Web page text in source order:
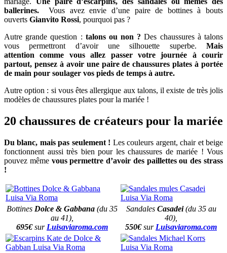
ballerines. Vous avez envie d’une paire de bottines à bouts
ouverts Gianvito Rossi, pourquoi pas ?
Autre grande question : talons ou non ? Des chaussures à talons
vous permettront d’avoir une silhouette superbe. Mais
attentioncomme vous allez passer votre journée à courir
partout, pensez à avoir une paire de chaussures plates à portée
de main pour soulager vos pieds de temps à autre.
Autre option : si vous êtes allergique aux talons, il existe de très jolis
modèles de chaussures plates pour la mariée !
20 chaussures de créateurs pour la mariée
Du blanc, mais pas seulement ! Les couleurs argent, chair et beige
fonctionnent aussi très bien pour les chaussures de mariée ! Vous
pouvez même vous permettre d’avoir des paillettes ou des strass
!
Bottines Dolce & Gabbana (du 35
au 41),
695€sur Luisaviaroma.com
Sandales Casadei(du 35 au
40),
550€sur Luisaviaroma.com